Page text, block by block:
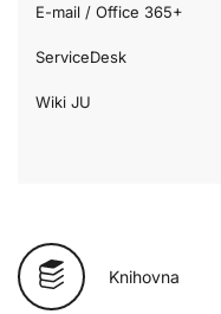
E-mail / Office 365+
ServiceDesk
Wiki JU
Knihovna